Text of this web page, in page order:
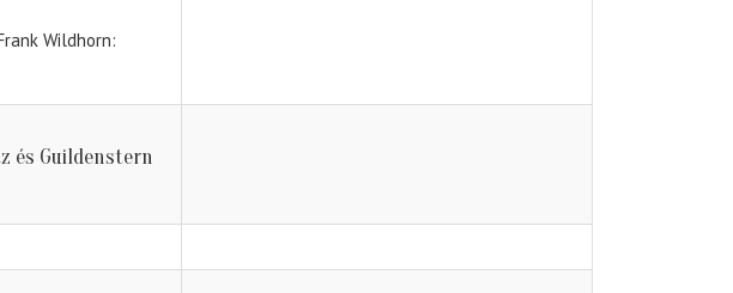
Wildhorn
és Guildenstern